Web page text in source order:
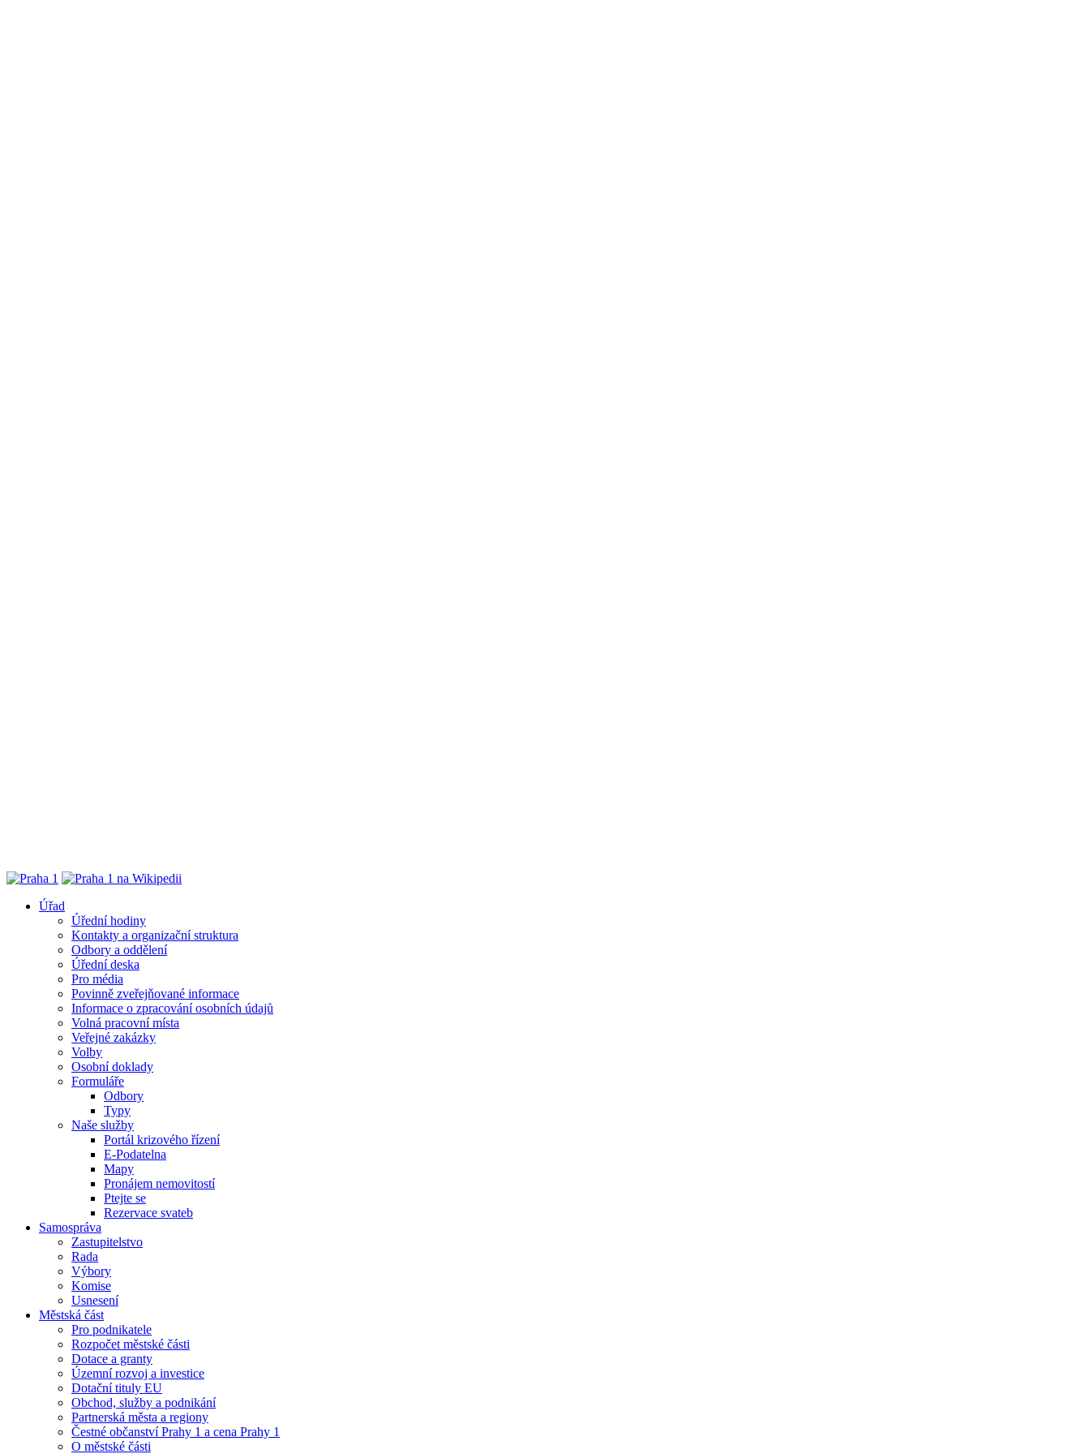
Úřad
Úřední hodiny
Kontakty a organizační struktura
Odbory a oddělení
Úřední deska
Pro média
Povinně zveřejňované informace
Informace o zpracování osobních údajů
Volná pracovní místa
Veřejné zakázky
Volby
Osobní doklady
Formuláře
Odbory
Typy
Naše služby
Portál krizového řízení
E-Podatelna
Mapy
Pronájem nemovitostí
Ptejte se
Rezervace svateb
Samospráva
Zastupitelstvo
Rada
Výbory
Komise
Usnesení
Městská část
Pro podnikatele
Rozpočet městské části
Dotace a granty
Územní rozvoj a investice
Dotační tituly EU
Obchod, služby a podnikání
Partnerská města a regiony
Čestné občanství Prahy 1 a cena Prahy 1
O městské části